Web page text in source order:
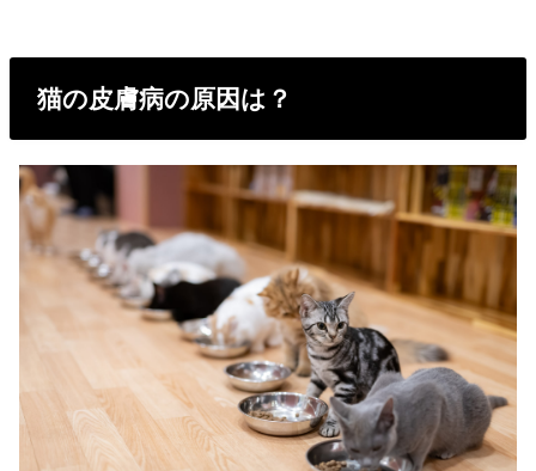
猫の皮膚病の原因は？